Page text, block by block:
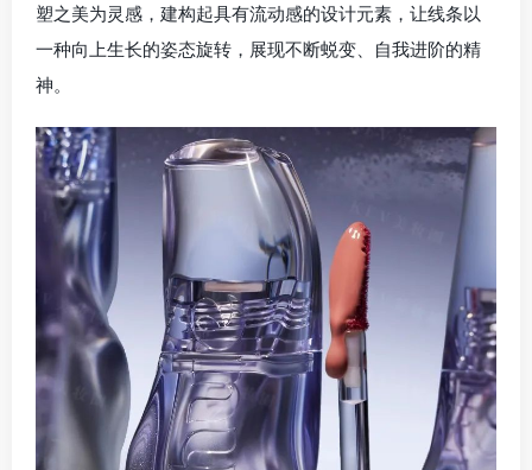
塑之美为灵感，建构起具有流动感的设计元素，让线条以
一种向上生长的姿态旋转，展现不断蜕变、自我进阶的精
神。